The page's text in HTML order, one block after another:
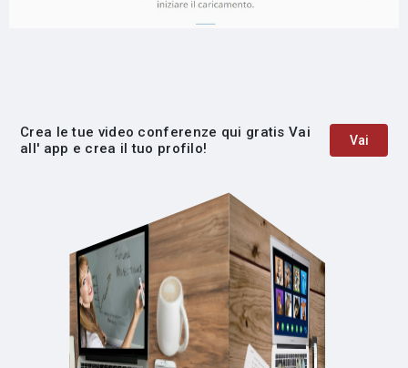
Crea le tue video conferenze qui gratis Vai
all' app e crea il tuo profilo!
Vai